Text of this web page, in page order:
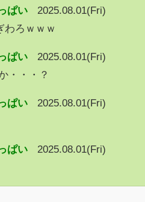
ぱい
2025.08.01(Fri)
わろｗｗｗ
ぱい
2025.08.01(Fri)
・・・？
ぱい
2025.08.01(Fri)
ぱい
2025.08.01(Fri)